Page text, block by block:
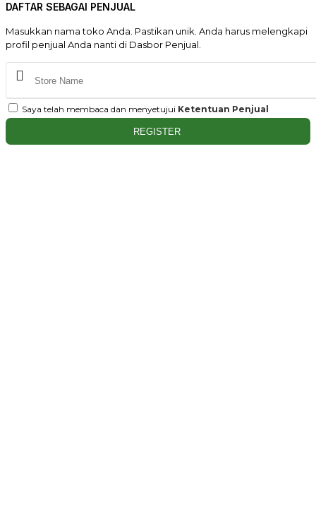
DAFTAR SEBAGAI PENJUAL
Masukkan nama toko Anda. Pastikan unik. Anda harus melengkapi
profil penjual Anda nanti di Dasbor Penjual.
Saya telah membaca dan menyetujui Ketentuan Penjual
REGISTER